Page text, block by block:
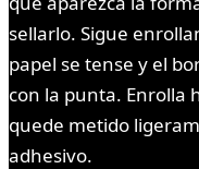
sellarlo. Sigue
papel se tense y el
con la punta. Enrolla
quede metido
adhesivo.